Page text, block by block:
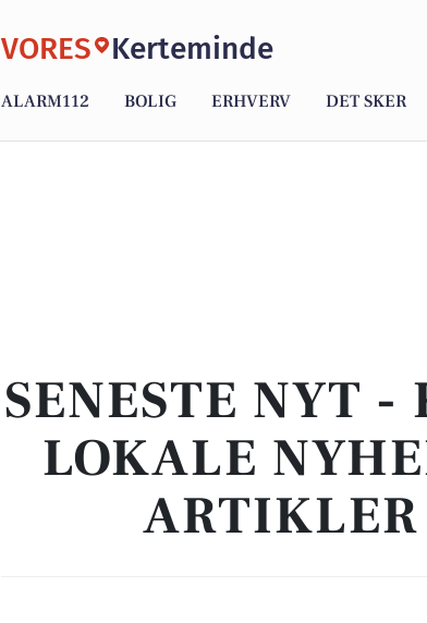
VORES Kerteminde
ALARM112 BOLIG ERHVERV DET SKER
SENESTE NYT
LOKALE